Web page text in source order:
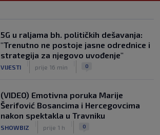
Fudbal opasan po život: "Čišćenje"
lopte uzrokovalo saobraćajni udes
(VIDEO)
5G u raljama bh. političkih dešavanja:
"Trenutno ne postoje jasne odrednice i
strategija za njegovo uvođenje"
VIJESTI prije 16 min 0
(VIDEO) Emotivna poruka Marije
Šerifović Bosancima i Hercegovcima
nakon spektakla u Travniku
SHOWBIZ prije 1 h 0